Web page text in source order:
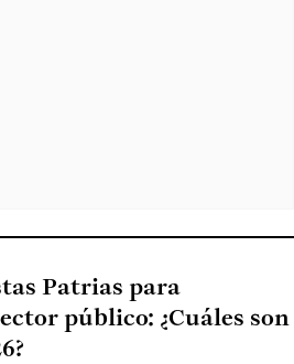
Patrias para
público: ¿Cuáles son